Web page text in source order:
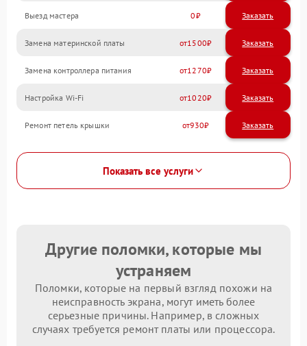
Выезд мастера 0 Заказать
Замена материнской платы 1500
Замена контроллера питания 1270
Настройка Wi-Fi 1020
Ремонт петель крышки 930
Показать все услуги
Другие поломки, которые мы
устраняем
Поломки, которые на первый взгляд похожи на
неисправность экрана, могут иметь более
серьезные причины. Например, в сложных
случаях требуется ремонт платы или процессора.